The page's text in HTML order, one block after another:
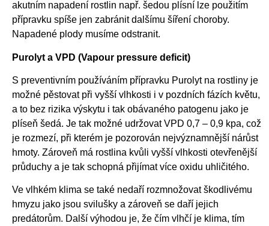
akutním napadení rostlin např. šedou plísní lze použitím
přípravku spíše jen zabránit dalšímu šíření choroby.
Napadené plody musíme odstranit.
Purolyt a VPD (Vapour pressure deficit)
S preventivním používáním přípravku Purolyt na rostliny je
možné pěstovat při vyšší vlhkosti i v pozdních fázích květu,
a to bez rizika výskytu i tak obávaného patogenu jako je
plíseň šedá. Je tak možné udržovat VPD 0,7 – 0,9 kpa, což
je rozmezí, při kterém je pozorován nejvýznamnější nárůst
hmoty. Zároveň má rostlina kvůli vyšší vlhkosti otevřenější
průduchy a je tak schopná přijímat více oxidu uhličitého.
Ve vlhkém klima se také nedaří rozmnožovat škodlivému
hmyzu jako jsou svilušky a zároveň se daří jejich
predátorům. Další výhodou je, že čím vlhčí je klima, tím